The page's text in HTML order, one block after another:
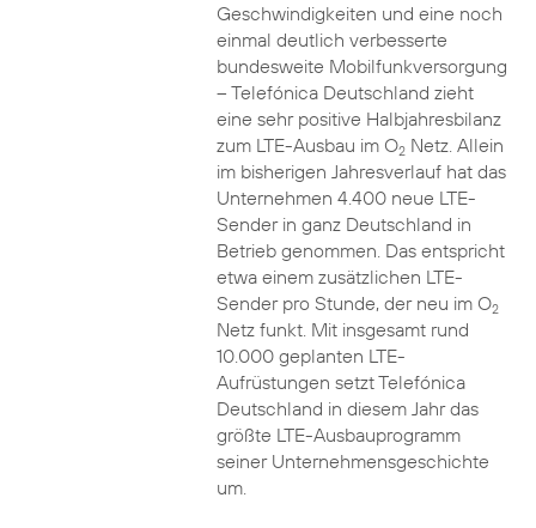
Geschwindigkeiten und eine noch
einmal deutlich verbesserte
bundesweite Mobilfunkversorgung
– Telefónica Deutschland zieht
eine sehr positive Halbjahresbilanz
zum LTE-Ausbau im O2Netz. Allein
im bisherigen Jahresverlauf hat das
Unternehmen 4.400 neue LTE-
Sender in ganz Deutschland in
Betrieb genommen. Das entspricht
etwa einem zusätzlichen LTE-
Sender pro Stunde, der neu im O2
Netz funkt. Mit insgesamt rund
10.000 geplanten LTE-
Aufrüstungen setzt Telefónica
Deutschland in diesem Jahr das
größte LTE-Ausbauprogramm
seiner Unternehmensgeschichte
um.